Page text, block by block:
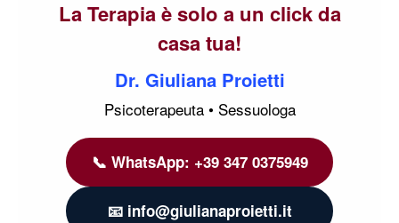
La Terapia è solo a un click da
casa tua!
Dr. Giuliana Proietti
Psicoterapeuta • Sessuologa
📞 WhatsApp: +39 347 0375949
📧 info@giulianaproietti.it